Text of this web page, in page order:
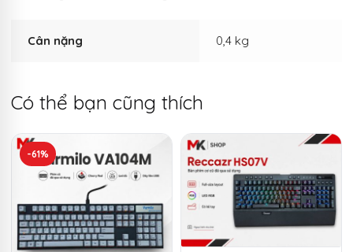
Cân nặng 0,4 kg
Có thể bạn cũng thích
-61%